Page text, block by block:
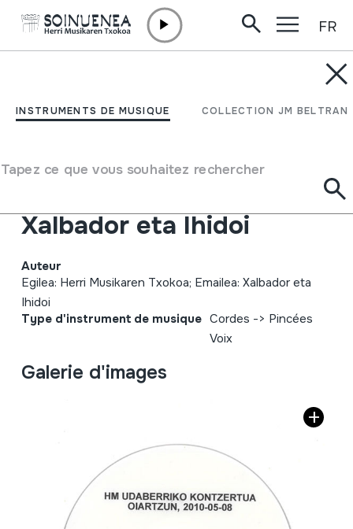
INSTRUMENTS DE MUSIQUE COLLECTION JM BELTRAN
Tapez ce que vous souhaitez rechercher
FR
HM Udaberriko
Oiartzun; Herri
Xalbador eta Ihidoi
Auteur
Egilea: Herri Musikaren Txokoa; Emailea: Xalbador eta
Ihidoi
Type d'instrument de musique Cordes -> Pincées
Voix
Galerie d'images